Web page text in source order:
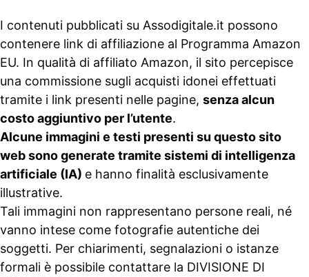
I contenuti pubblicati su Assodigitale.it possono
contenere link di affiliazione al Programma Amazon
EU. In qualità di affiliato Amazon, il sito percepisce
una commissione sugli acquisti idonei effettuati
tramite i link presenti nelle pagine, senza alcun
costo aggiuntivo per l’utente.
Alcune immagini e testi presenti su questo sito
web sono generate tramite sistemi di intelligenza
artificiale (IA) e hanno finalità esclusivamente
illustrative.
Tali immagini non rappresentano persone reali, né
vanno intese come fotografie autentiche dei
soggetti. Per chiarimenti, segnalazioni o istanze
formali è possibile contattare la DIVISIONE DI